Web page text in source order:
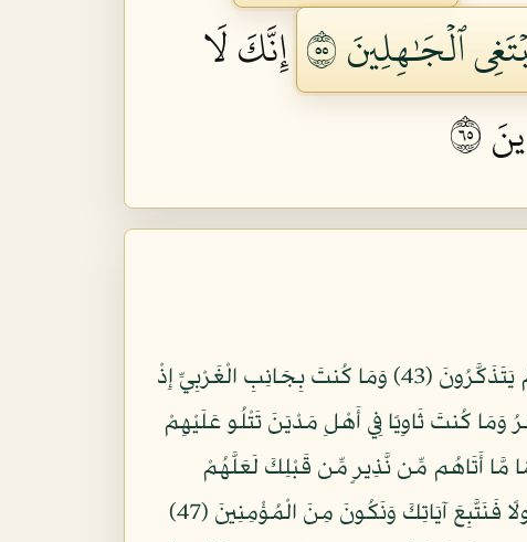
ٱلۡجَٰهِلِينَ ٥٥
إِنَّكَ لَا
وَلَقَدْ آتَيْنَا مُوسَى الْكِتَابَ مِن بَعْدِ مَا أَهْلَكْنَا الْقُرُونَ الْأُولَى بَصَائِرَ لِلنَّاسِ وَهُدًى وَرَحْمَةً لَّعَلَّهُمْ يَتَذَكَّرُونَ (43) وَمَا كُنتَ بِجَانِبِ الْغَرْبِيِّ إِذْ
فَتَطَاوَلَ عَلَيْهِمُ الْعُمُرُ وَمَا كُنتَ ثَاوِيًا فِي أَهْلِ مَدْيَنَ تَتْلُو عَلَيْهِمْ
قَوْمًا مَّا أَتَاهُم مِّن نَّذِيرٍ مِّن قَبْلِكَ لَعَلَّهُمْ
يَتَذَكَّرُونَ (46) وَلَوْلَا أَن تُصِيبَهُم مُّصِيبَةٌ بِمَا قَدَّمَتْ أَيْدِيهِمْ فَيَقُولُوا رَبَّنَا لَوْلَا أَرْسَلْتَ إِلَيْنَا رَسُولًا فَنَتَّبِعَ آيَاتِكَ وَنَكُونَ مِنَ الْمُؤْمِنِينَ (47)